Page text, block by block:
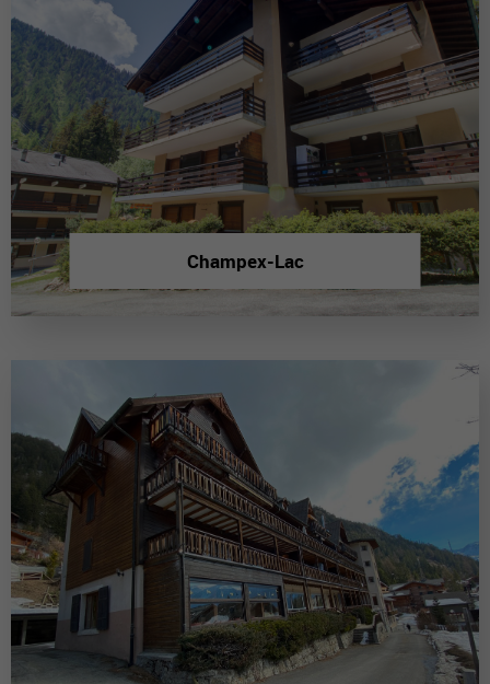
Champex-Lac